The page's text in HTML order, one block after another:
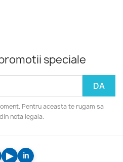
speciale
Pentru aceasta te rugam sa
nota legala.